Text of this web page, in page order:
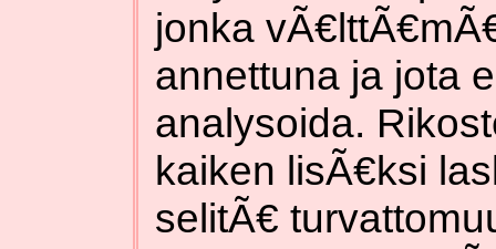
jonka
annettuna ja jota
analysoida.
kaiken lisÃ€ksi
selitÃ€